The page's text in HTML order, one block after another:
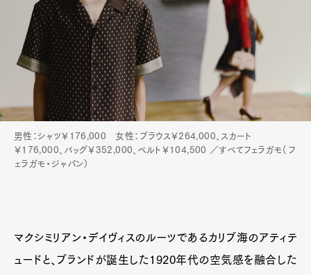
男性：シャツ￥176,000 女性：ブラウス￥264,000、スカート
￥176,000、バッグ￥352,000、ベルト￥104,500 ／すべてフェラガモ（フ
ェラガモ・ジャパン）
マクシミリアン・デイヴィスのルーツであるカリブ海のアティテ
ュードと、ブランドが誕生した1920年代の空気感を融合した